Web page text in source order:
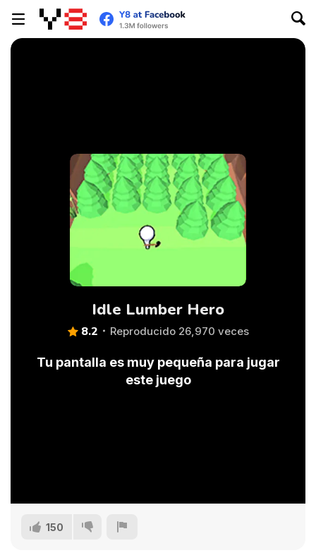
Idle Lumber Hero
8.2 Reproducido 26,970 veces
Tu pantalla es muy pequeña para jugar
este juego
150